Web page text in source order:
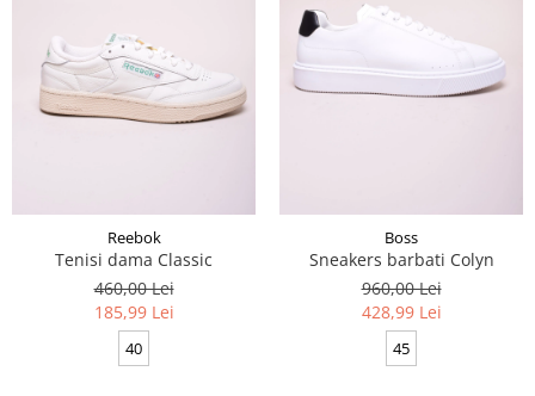
Reebok
Tenisi dama Classic
460,00 Lei
185,99 Lei
40
Boss
Sneakers barbati Colyn
960,00 Lei
428,99 Lei
45